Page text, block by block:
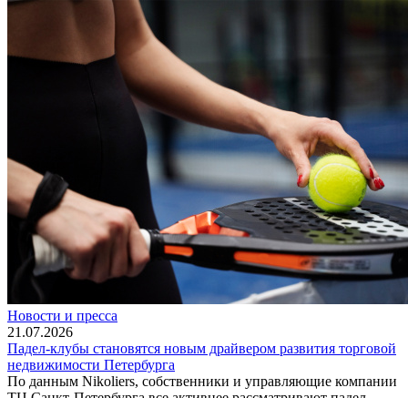
Новости и пресса
21.07.2026
Падел-клубы становятся новым драйвером развития торговой
недвижимости Петербурга
По данным Nikoliers, собственники и управляющие компании